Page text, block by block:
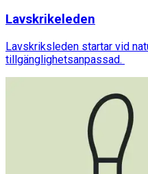
Lavskrikeleden
Lavskriksleden startar vid
tillgänglighetsanpassad.